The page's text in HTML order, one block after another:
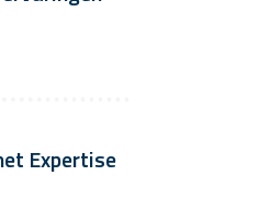
Expertise